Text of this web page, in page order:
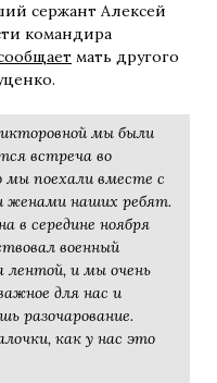
сержант Алексей
командира
мать другого
мы были
встреча во
мы поехали вместе с
женами наших ребят.
в середине ноября
военный
лентой, и мы очень
для нас и
разочарование.
как у нас это